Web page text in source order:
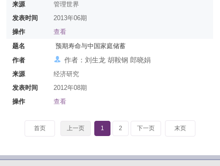
来源
管理世界
发表时间
2013年06期
操作
查看
题名
预期寿命与中国家庭储蓄
作者
作者：刘生龙 胡鞍钢 郎晓娟
来源
经济研究
发表时间
2012年08期
操作
查看
首页 上一页 1 2 下一页 末页